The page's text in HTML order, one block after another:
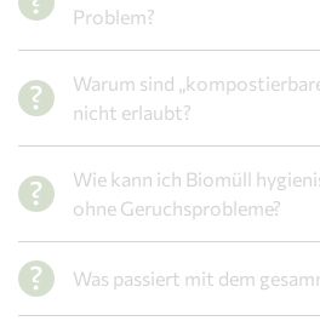
Problem?
Warum sind
nicht erlaubt?
Wie kann ich Biomüll
ohne Geruchsprobleme?
Was passiert mit dem